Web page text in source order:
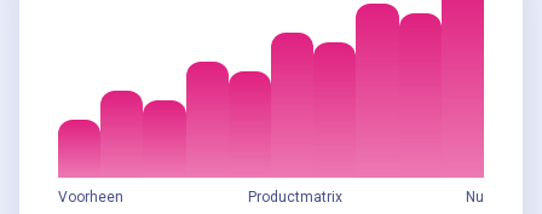
Voorheen Productmatrix Nu